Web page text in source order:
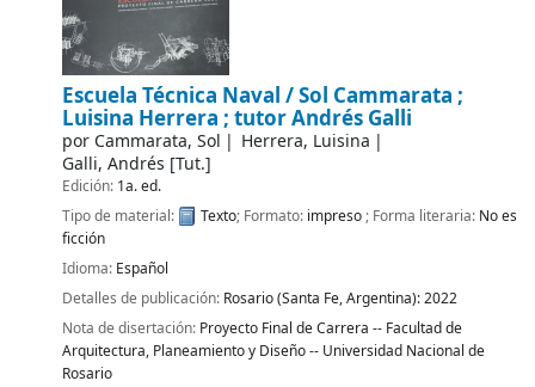
Escuela Técnica Naval /Sol Cammarata ;
Luisina Herrera ; tutor Andrés Galli
por Cammarata, Sol
Herrera, Luisina
Galli, Andrés [Tut.]
Edición: 1a. ed.
Tipo de material:
Texto; Formato: impreso; Forma literaria: No es
ficción
Idioma: Español
Detalles de publicación: Rosario (Santa Fe, Argentina):2022
Nota de disertación: Proyecto Final de Carrera -- Facultad de
Arquitectura, Planeamiento y Diseño -- Universidad Nacional de
Rosario